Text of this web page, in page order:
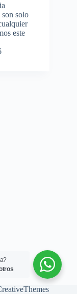
solo
este